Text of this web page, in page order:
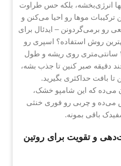
انرژی‌بخشه، بلکه حس طراوت
ترکیبات موها رو احیا می‌کنن و
رو برمی‌گردونن – ایدئال برای
روش استفاده؟ اسپری رو
خوب تکان بدین، از فاصله ۲۰ سانتی‌متری روی ریشه و طول
دقیقه صبر کنین تا جذب بشه،
بافت حداکثری بگیرید.
که این شامپو خشک،
۴۰% افزایش می‌ده و چربی رو فوری خنثی
باقی بمونه.
و تقویت برای روتین